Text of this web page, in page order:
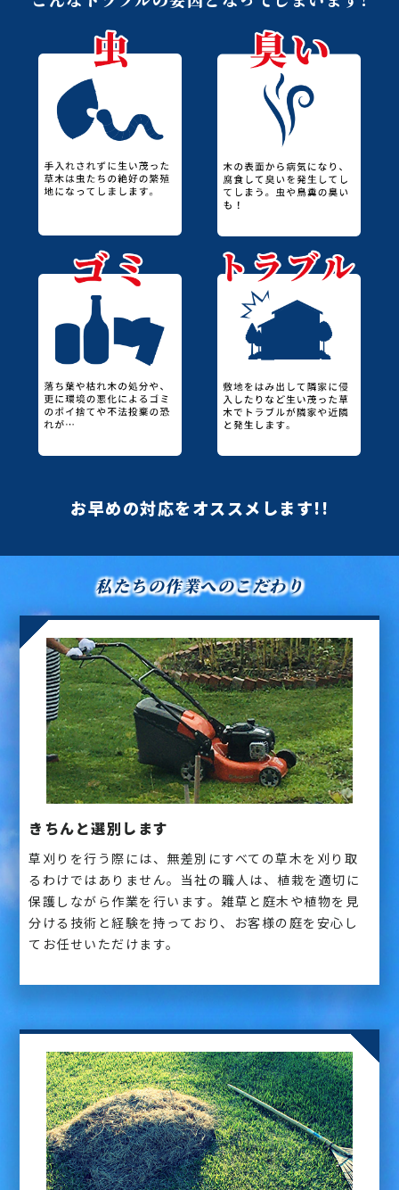
お早めの対応をオススメします!!
私たちの作業へのこだわり
きちんと選別します
草刈りを行う際には、無差別にすべての草木を刈り取
るわけではありません。当社の職人は、植栽を適切に
保護しながら作業を行います。雑草と庭木や植物を見
分ける技術と経験を持っており、お客様の庭を安心し
てお任せいただけます。